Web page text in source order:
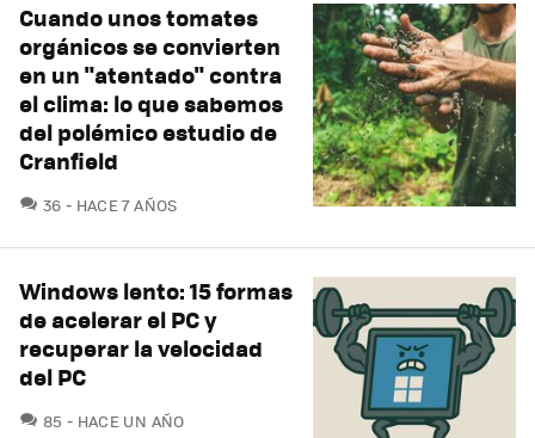
Cuando unos tomates
orgánicos se convierten
en un "atentado" contra
el clima: lo que sabemos
del polémico estudio de
Cranfield
36 COMENTARIOS
HACE 7 AÑOS
Windows lento: 15 formas
de acelerar el PC y
recuperar la velocidad
del PC
85 COMENTARIOS
HACE UN AÑO